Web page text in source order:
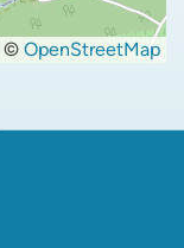
© OpenStreetMap